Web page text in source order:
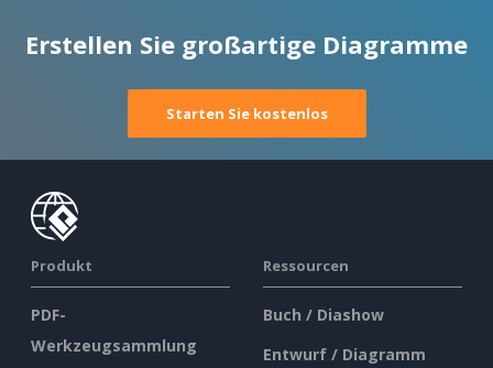
Erstellen Sie großartige Diagramme
Starten Sie kostenlos
Produkt
PDF-
Werkzeugsammlung
Ressourcen
Buch / Diashow
Entwurf / Diagramm